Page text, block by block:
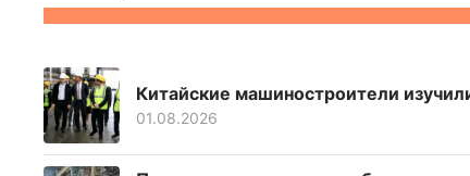
Китайские машиностроители
01.08.2026